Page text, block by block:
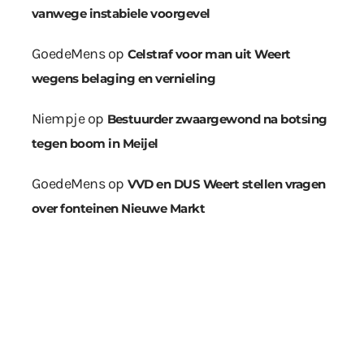
vanwege instabiele voorgevel
GoedeMensop Celstraf voor man uit Weert
wegens belaging en vernieling
Niempjeop Bestuurder zwaargewond na botsing
tegen boom in Meijel
GoedeMensop VVD en DUS Weert stellen vragen
over fonteinen Nieuwe Markt